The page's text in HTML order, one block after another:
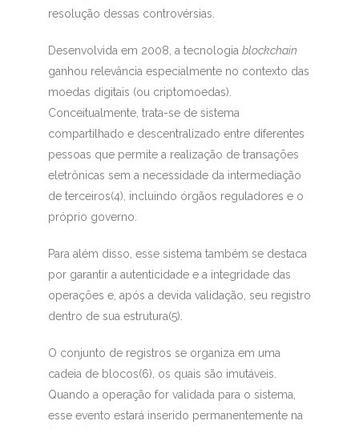
resolução dessas controvérsias.
Desenvolvida em 2008, a tecnologia blockchain
ganhou relevância especialmente no contexto das
moedas digitais (ou criptomoedas).
Conceitualmente, trata-se de sistema
compartilhado e descentralizado entre diferentes
pessoas que permite a realização de transações
eletrônicas sem a necessidade da intermediação
de terceiros(4), incluindo órgãos reguladores e o
próprio governo.
Para além disso, esse sistema também se destaca
por garantir a autenticidade e a integridade das
operações e, após a devida validação, seu registro
dentro de sua estrutura(5).
O conjunto de registros se organiza em uma
cadeia de blocos(6), os quais são imutáveis.
Quando a operação for validada para o sistema,
esse evento estará inserido permanentemente na